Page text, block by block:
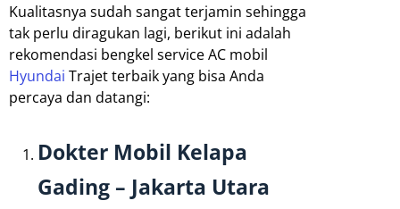
Kualitasnya sudah sangat terjamin sehingga
tak perlu diragukan lagi, berikut ini adalah
rekomendasi bengkel service AC mobil
Hyundai Trajet terbaik yang bisa Anda
percaya dan datangi:
Dokter Mobil Kelapa
Gading – Jakarta Utara